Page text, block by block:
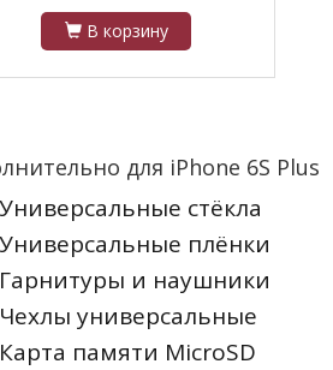
В корзину
для iPhone 6S Plus
Универсальные стёкла
Универсальные плёнки
Гарнитуры и наушники
Чехлы универсальные
Карта памяти MicroSD